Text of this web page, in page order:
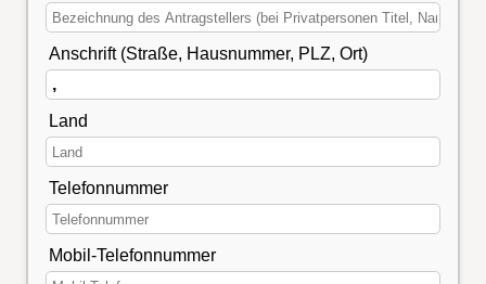
Anschrift (Straße, Hausnummer, PLZ, Ort)
Land
Telefonnummer
Mobil-Telefonnummer